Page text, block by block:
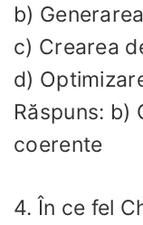
b)
c) Crearea
d)
Răspuns: b)
coerente
4. În ce fel